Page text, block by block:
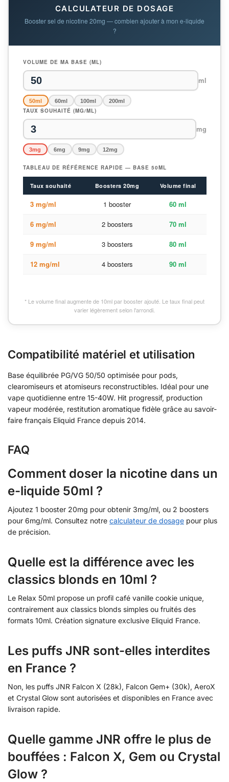
CALCULATEUR DE DOSAGE
Booster sel de nicotine 20mg — combien ajouter à mon e-liquide
?
VOLUME DE MA BASE (ML)
ml
50ml 60ml 100ml 200ml
TAUX SOUHAITÉ (MG/ML)
mg
3mg 6mg 9mg 12mg
TABLEAU DE RÉFÉRENCE RAPIDE — BASE 50ML
Taux souhaité Boosters 20mg Volume final
3 mg/ml 1 booster 60 ml
6 mg/ml 2 boosters 70 ml
9 mg/ml 3 boosters 80 ml
12 mg/ml 4 boosters 90 ml
* Le volume final augmente de 10ml par booster ajouté. Le taux final peut
varier légèrement selon l'arrondi.
Compatibilité matériel et utilisation
Base équilibrée PG/VG 50/50 optimisée pour pods,
clearomiseurs et atomiseurs reconstructibles. Idéal pour une
vape quotidienne entre 15-40W. Hit progressif, production
vapeur modérée, restitution aromatique fidèle grâce au savoir-
faire français Eliquid France depuis 2014.
FAQ
Comment doser la nicotine dans un
e-liquide 50ml ?
Ajoutez 1 booster 20mg pour obtenir 3mg/ml, ou 2 boosters
pour 6mg/ml. Consultez notre calculateur de dosage pour plus
de précision.
Quelle est la différence avec les
classics blonds en 10ml ?
Le Relax 50ml propose un profil café vanille cookie unique,
contrairement aux classics blonds simples ou fruités des
formats 10ml. Création signature exclusive Eliquid France.
Les puffs JNR sont-elles interdites
en France ?
Non, les puffs JNR Falcon X (28k), Falcon Gem+ (30k), AeroX
et Crystal Glow sont autorisées et disponibles en France avec
livraison rapide.
Quelle gamme JNR offre le plus de
bouffées : Falcon X, Gem ou Crystal
Glow ?